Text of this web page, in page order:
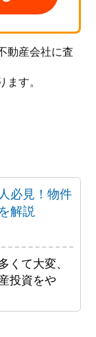
動産会社に査
す。
必見！物件
解説
て大変、
投資をや